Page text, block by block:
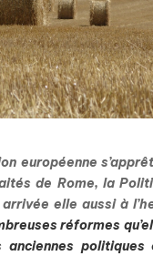
européenne
de Rome, la
elle aussi à
réformes
anciennes politiques